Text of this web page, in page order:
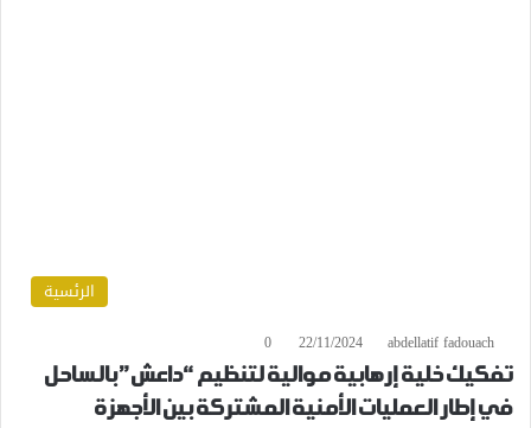
الرئسية
abdellatif fadouach
22/11/2024
0
تفكيك خلية إرهابية موالية لتنظيم “داعش” بالساحل
في إطار العمليات الأمنية المشتركة بين الأجهزة